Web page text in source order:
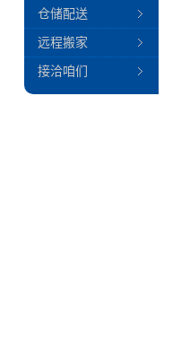
仓储配送
远程搬家
接洽咱们